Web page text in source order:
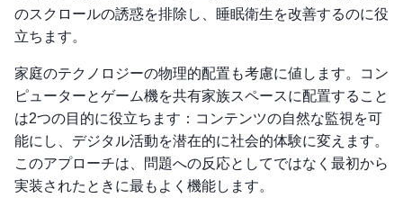
のスクロールの誘惑を排除し、睡眠衛生を改善するのに役
立ちます。
家庭のテクノロジーの物理的配置も考慮に値します。コン
ピューターとゲーム機を共有家族スペースに配置すること
は2つの目的に役立ちます：コンテンツの自然な監視を可
能にし、デジタル活動を潜在的に社会的体験に変えます。
このアプローチは、問題への反応としてではなく最初から
実装されたときに最もよく機能します。